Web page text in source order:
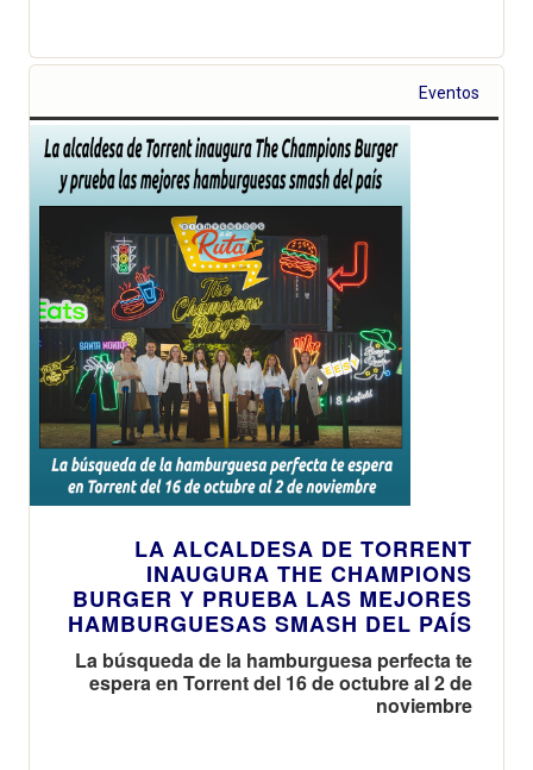
Eventos
LA ALCALDESA DE TORRENT
INAUGURA THE CHAMPIONS
BURGER Y PRUEBA LAS MEJORES
HAMBURGUESAS SMASH DEL PAÍS
La búsqueda de la hamburguesa perfecta te
espera en Torrent del 16 de octubre al 2 de
noviembre